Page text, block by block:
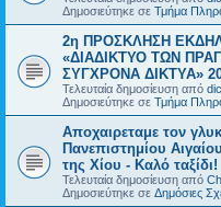
Δημοσιεύτηκε σε Τμήμα
2η ΠΡΟΣΚΛΗΣΗ
«ΔΙΑΔΙΚΤΥΟ ΤΩΝ
ΣΥΓΧΡΟΝΑ ΔΙΚΤΥΑ»
Τελευταία δημοσίευση από
Δημοσιεύτηκε σε Τμήμα
Αποχαιρεταμε τον
Πανεπιστημίου
της Χίου - Καλό ταξίδι!
Τελευταία δημοσίευση από
Δημοσιεύτηκε σε Δημόσιες